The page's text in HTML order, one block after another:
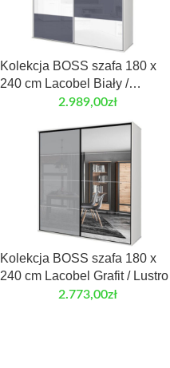
Kolekcja BOSS szafa 180 x
240 cm Lacobel Biały /
Lacobel Grafit2.989,00zł
Kolekcja BOSS szafa 180 x
240 cm Lacobel Grafit / Lustro
2.773,00zł